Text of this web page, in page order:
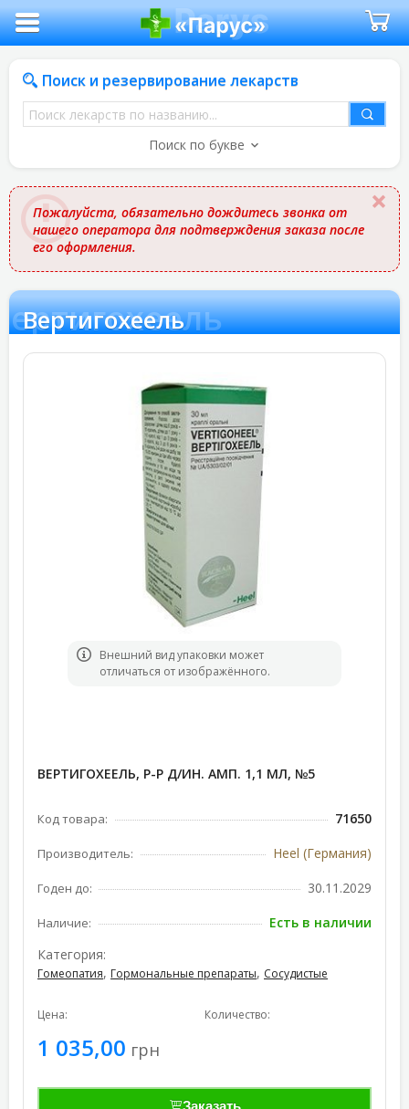
Поиск и резервирование лекарств
Поиск
лекарств
названию
Поиск по букве
Пожалуйста, обязательно дождитесь звонка от
нашего оператора для подтверждения заказа после
его оформления.
Вертигохеель
Bнешний вид упаковки может
отличаться от изображённого.
ВЕРТИГОХЕЕЛЬ, Р-Р Д/ИН. АМП. 1,1 МЛ, №5
Код товара: 71650
Производитель: Heel (Германия)
Годен до: 30.11.2029
Наличие:
Есть в наличии
Категория:
Гомеопатия, Гормональные препараты, Сосудистые
Цена:
1 035,00 грн
Количество:
Заказать